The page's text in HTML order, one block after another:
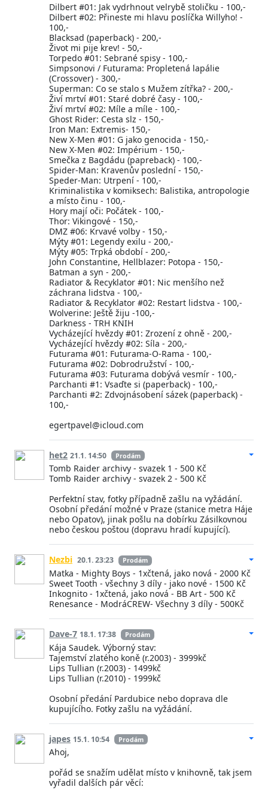
Dilbert #01: Jak vydrhnout velrybě stoličku - 100,-
Dilbert #02: Přineste mi hlavu poslíčka Willyho! -
100,-
Blacksad (paperback) - 200,-
Život mi pije krev! - 50,-
Torpedo #01: Sebrané spisy - 100,-
Simpsonovi / Futurama: Propletená lapálie
(Crossover) - 300,-
Superman: Co se stalo s Mužem zítřka? - 200,-
Živí mrtví #01: Staré dobré časy - 100,-
Živí mrtví #02: Míle a míle - 100,-
Ghost Rider: Cesta slz - 150,-
Iron Man: Extremis- 150,-
New X-Men #01: G jako genocida - 150,-
New X-Men #02: Impérium - 150,-
Smečka z Bagdádu (papreback) - 100,-
Spider-Man: Kravenův poslední - 150,-
Speder-Man: Utrpení - 100,-
Kriminalistika v komiksech: Balistika, antropologie
a místo činu - 100,-
Hory mají oči: Počátek - 100,-
Thor: Vikingové - 150,-
DMZ #06: Krvavé volby - 150,-
Mýty #01: Legendy exilu - 200,-
Mýty #05: Trpká období - 200,-
John Constantine, Hellblazer: Potopa - 150,-
Batman a syn - 200,-
Radiator & Recyklator #01: Nic menšího než
záchrana lidstva - 100,-
Radiator & Recyklator #02: Restart lidstva - 100,-
Wolverine: Ještě žiju -100,-
Darkness - TRH KNIH
Vycházející hvězdy #01: Zrození z ohně - 200,-
Vycházející hvězdy #02: Síla - 200,-
Futurama #01: Futurama-O-Rama - 100,-
Futurama #02: Dobrodružství - 100,-
Futurama #03: Futurama dobývá vesmír - 100,-
Parchanti #1: Vsaďte si (paperback) - 100,-
Parchanti #2: Zdvojnásobení sázek (paperback) -
100,-
egertpavel@icloud.com
het2 21.1. 14:50 Prodám
Tomb Raider archivy - svazek 1 - 500 Kč
Tomb Raider archivy - svazek 2 - 500 Kč
Perfektní stav, fotky případně zašlu na vyžádání.
Osobní předání možné v Praze (stanice metra Háje
nebo Opatov), jinak pošlu na dobírku Zásilkovnou
nebo českou poštou (dopravu hradí kupující).
Nezbi 20.1. 23:23 Prodám
Matka - Mighty Boys - 1xčtená, jako nová - 2000 Kč
Sweet Tooth - všechny 3 díly - jako nové - 1500 Kč
Inkognito - 1xčtená, jako nová - BB Art - 500 Kč
Renesance - ModráCREW- Všechny 3 díly - 500Kč
Dave-7 18.1. 17:38 Prodám
Kája Saudek. Výborný stav:
Tajemství zlatého koně (r.2003) - 3999kč
Lips Tullian (r.2003) - 1499kč
Lips Tullian (r.2010) - 1999kč
Osobní předání Pardubice nebo doprava dle
kupujícího. Fotky zašlu na vyžádání.
japes 15.1. 10:54 Prodám
Ahoj,
pořád se snažím udělat místo v knihovně, tak jsem
vyřadil dalších pár věcí: